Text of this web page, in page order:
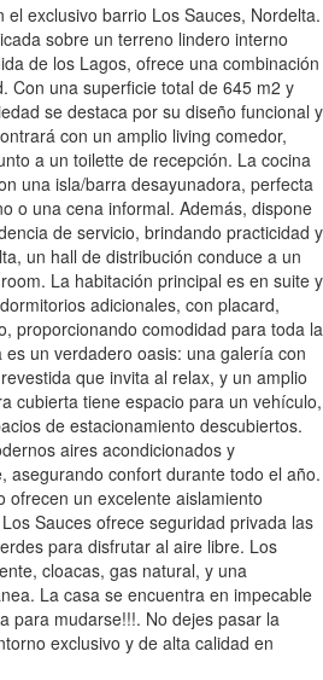
exclusivo barrio Los Sauces, Nordelta.
sobre un terreno lindero interno
de los Lagos, ofrece una combinación
Con una superficie total de 645 m2 y
se destaca por su diseño funcional y
con un amplio living comedor,
a un toilette de recepción. La cocina
una isla/barra desayunadora, perfecta
o una cena informal. Además, dispone
de servicio, brindando practicidad y
un hall de distribución conduce a un
La habitación principal es en suite y
adicionales, con placard,
proporcionando comodidad para toda la
un verdadero oasis: una galería con
que invita al relax, y un amplio
cubierta tiene espacio para un vehículo,
de estacionamiento descubiertos.
aires acondicionados y
asegurando confort durante todo el año.
ofrecen un excelente aislamiento
Sauces ofrece seguridad privada las
para disfrutar al aire libre. Los
cloacas, gas natural, y una
La casa se encuentra en impecable
para mudarse!!!. No dejes pasar la
exclusivo y de alta calidad en